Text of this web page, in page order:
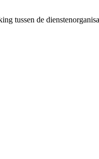
tussen de